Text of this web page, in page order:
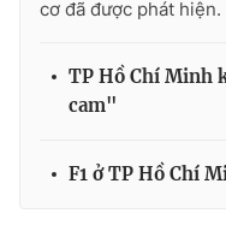
THỜI BÁO VTV
cơ đã được phát hiện.
TP Hồ Chí Minh
cam"
F1 ở TP Hồ Chí